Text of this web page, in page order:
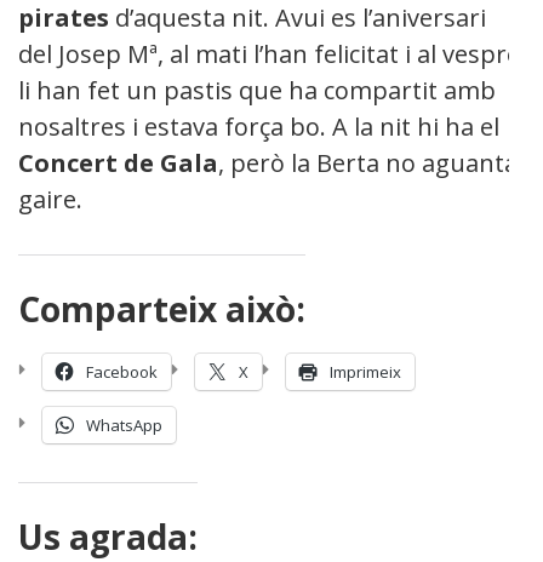
pirates d’aquesta nit. Avui es l’aniversari
del Josep Mª, al mati l’han felicitat i al vespre
li han fet un pastis que ha compartit amb
nosaltres i estava força bo. A la nit hi ha el
Concert de Gala, però la Berta no aguanta
gaire.
Comparteix això:
Facebook X Imprimeix
WhatsApp
Us agrada: